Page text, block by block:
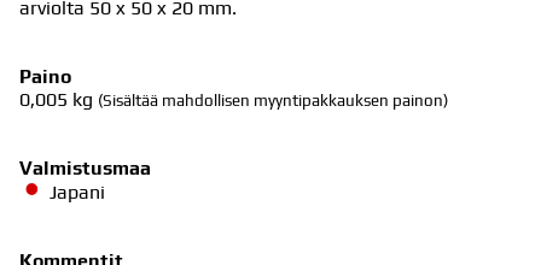
arviolta 50 x 50 x 20 mm.
Paino
0,005 kg (Sisältää mahdollisen myyntipakkauksen painon)
Valmistusmaa
Japani